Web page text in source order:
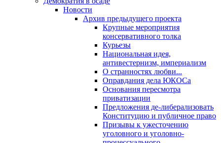
Новости
Архив предыдущего проекта
Крупные мероприятия
консервативного толка
Курьезы
Национальная идея,
антивестернизм, империализм
О странностях любви...
Оправдания дела ЮКОСа
Основания пересмотра
приватизации
Предложения де-либерализовать
Конституцию и публичное право
Призывы к ужесточению
уголовного и уголовно-